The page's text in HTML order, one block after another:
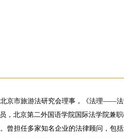
京市旅游法研究会理事，《法理——法
北京第二外国语学院国际法学院兼职
曾担任多家知名企业的法律顾问，包